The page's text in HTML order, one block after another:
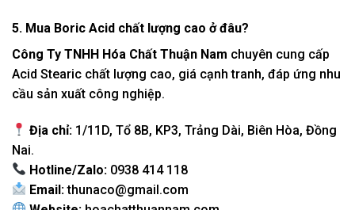
5. Mua Boric Acid chất lượng cao ở đâu?
Công Ty TNHH Hóa Chất Thuận Nam chuyên cung cấp
Acid Stearic chất lượng cao, giá cạnh tranh, đáp ứng nhu
cầu sản xuất công nghiệp.
Địa chỉ: 1/11D, Tổ 8B, KP3, Trảng Dài, Biên Hòa, Đồng
Nai.
Hotline/Zalo: 0938 414 118
Email: thunaco@gmail.com